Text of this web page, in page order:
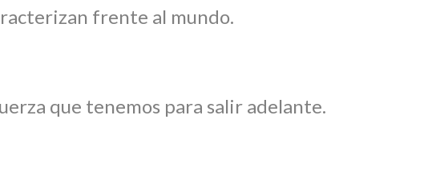
frente al mundo.
que tenemos para salir adelante.